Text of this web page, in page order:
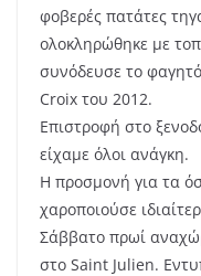
φοβερές πατάτες
ολοκληρώθηκε με
συνόδευσε το
Croix του 2012.
Επιστροφή στο
είχαμε όλοι ανάγκη.
Η προσμονή για τα
χαροποιούσε
Σάββατο πρωί
στο Saint Julien.